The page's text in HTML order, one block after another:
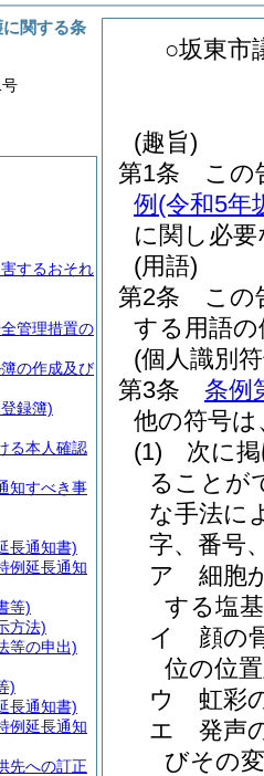
○坂東市
(趣旨)
第1条
この
例 (令和5年
に関し必
(用語)
第2条
この
する用語
(個人識別
第3条
条例
他の符号
(1)
次に
ることが
な手法に
字、番号
ア
細胞
する塩
イ
顔の
位の位
ウ
虹彩
エ
発声
びその
関する条
するおそれ
管理措置の
の作成及び
録簿)
る本人確認
知すべき事
長通知書)
例延長通知
等)
方法)
等の申出)
)
長通知書)
例延長通知
先への訂正